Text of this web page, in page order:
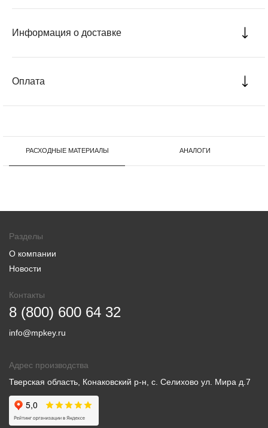
Информация о доставке
Оплата
РАСХОДНЫЕ МАТЕРИАЛЫ АНАЛОГИ
Разделы
О компании
Новости
Контакты
8 (800) 600 64 32
info@mpkey.ru
Адрес производства
Тверская область, Конаковский р-н, с. Селихово ул. Мира д.7